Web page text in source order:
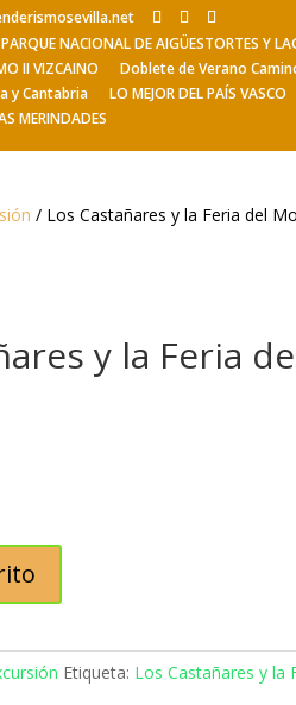
PARQUE NACIONAL DE AIGÜESTORTES Y
II VIZCAINO
Doblete de Verano
y Cantabria
LO MEJOR DEL PAÍS VASCO
MERINDADES
/ Los Castañares y la Feria del
y la Feria
Etiqueta: Los Castañares y la